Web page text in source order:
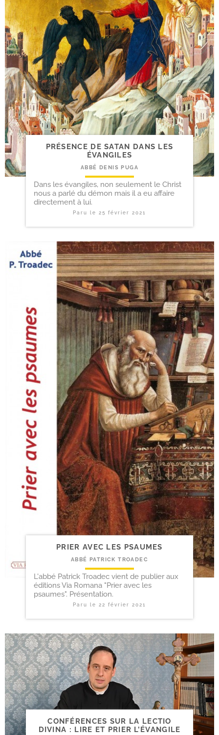
PRÉSENCE DE SATAN DANS LES
ÉVANGILES
ABBÉ DENIS PUGA
Dans les évangiles, non seulement le Christ
nous a parlé du démon mais il a eu affaire
directement à lui.
Paru le 25 février 2021
PRIER AVEC LES PSAUMES
ABBÉ PATRICK TROADEC
L'abbé Patrick Troadec vient de publier aux
éditions Via Romana "Prier avec les
psaumes". Présentation.
Paru le 22 février 2021
CONFÉRENCES SUR LA LECTIO
DIVINA : LIRE ET PRIER L’ÉVANGILE